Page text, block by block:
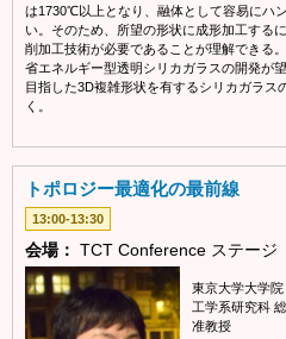
は1730℃以上となり、融体として容易にハ
い。そのため、所望の形状に成形加工する
削加工技術が必要であることが理解できる
省エネルギー型透明シリカガラスの開発が
目指した3D複雑形状を有するシリカガラス
く。
トポロジー最適化の最前線
13:00-13:30
会場： TCT Conference ステージ
東京大学大学院
工学系研究科
准教授